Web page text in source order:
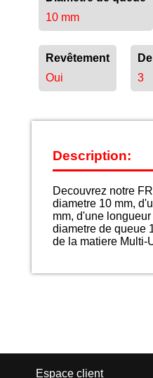
10 mm
Revêtement
Oui
3
Description:
Decouvrez notre
diametre 10 mm,
mm, d'une
diametre de queue
de la matiere Multi-
Espace client